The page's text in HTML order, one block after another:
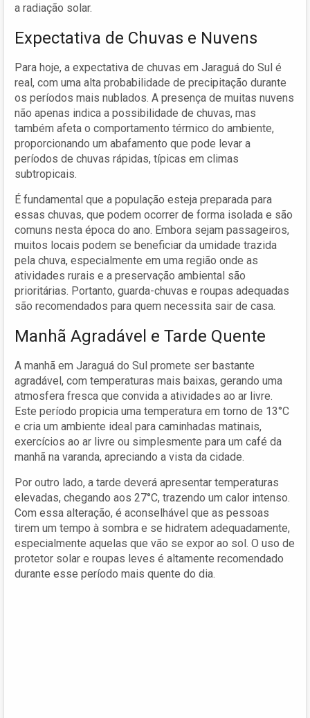
a radiação solar.
Expectativa de Chuvas e Nuvens
Para hoje, a expectativa de chuvas em Jaraguá do Sul é
real, com uma alta probabilidade de precipitação durante
os períodos mais nublados. A presença de muitas nuvens
não apenas indica a possibilidade de chuvas, mas
também afeta o comportamento térmico do ambiente,
proporcionando um abafamento que pode levar a
períodos de chuvas rápidas, típicas em climas
subtropicais.
É fundamental que a população esteja preparada para
essas chuvas, que podem ocorrer de forma isolada e são
comuns nesta época do ano. Embora sejam passageiros,
muitos locais podem se beneficiar da umidade trazida
pela chuva, especialmente em uma região onde as
atividades rurais e a preservação ambiental são
prioritárias. Portanto, guarda-chuvas e roupas adequadas
são recomendados para quem necessita sair de casa.
Manhã Agradável e Tarde Quente
A manhã em Jaraguá do Sul promete ser bastante
agradável, com temperaturas mais baixas, gerando uma
atmosfera fresca que convida a atividades ao ar livre.
Este período propicia uma temperatura em torno de 13°C
e cria um ambiente ideal para caminhadas matinais,
exercícios ao ar livre ou simplesmente para um café da
manhã na varanda, apreciando a vista da cidade.
Por outro lado, a tarde deverá apresentar temperaturas
elevadas, chegando aos 27°C, trazendo um calor intenso.
Com essa alteração, é aconselhável que as pessoas
tirem um tempo à sombra e se hidratem adequadamente,
especialmente aquelas que vão se expor ao sol. O uso de
protetor solar e roupas leves é altamente recomendado
durante esse período mais quente do dia.